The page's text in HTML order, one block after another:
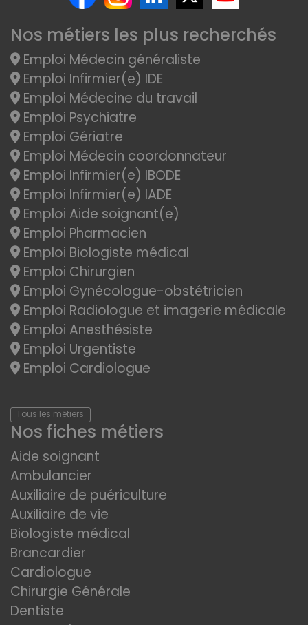
Nos métiers les plus recherchés
Emploi Médecin généraliste
Emploi Infirmier(e) IDE
Emploi Médecine du travail
Emploi Psychiatre
Emploi Gériatre
Emploi Médecin coordonnateur
Emploi Infirmier(e) IBODE
Emploi Infirmier(e) IADE
Emploi Aide soignant(e)
Emploi Pharmacien
Emploi Biologiste médical
Emploi Chirurgien
Emploi Gynécologue-obstétricien
Emploi Radiologue et imagerie médicale
Emploi Anesthésiste
Emploi Urgentiste
Emploi Cardiologue
Tous les métiers
Nos fiches métiers
Aide soignant
Ambulancier
Auxiliaire de puériculture
Auxiliaire de vie
Biologiste médical
Brancardier
Cardiologue
Chirurgie Générale
Dentiste